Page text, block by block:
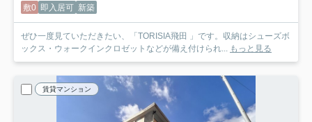
敷0 即入居可 新築
ぜひ一度見ていただきたい、「TORISIA飛田 」です。収納はシューズボ
ックス・ウォークインクロゼットなどが備え付けられ... もっと見る
賃貸マンション